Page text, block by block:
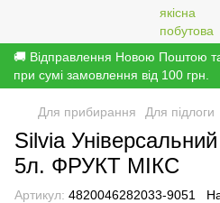
🚚 Відправлення Новою Поштою
при сумі замовлення від 100 грн.
Для прибирання Для підлоги
Silvia
5л. ФРУКТ МІКС
Артикул: 4820046282033-9051